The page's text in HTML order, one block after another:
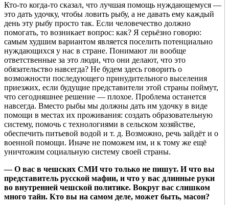
Кто-то когда-то сказал, что лучшая помощь нуждающемуся —
это дать удочку, чтобы ловить рыбу, а не давать ему каждый
день эту рыбу просто так. Если человечество должно
помогать, то возникает вопрос: как? Я серьёзно говорю:
самым худшим вариантом является поселить потенциально
нуждающихся у нас в стране. Понимают ли вообще
ответственные за это люди, что они делают, что это
обязательство навсегда? Не будем здесь говорить о
возможности последующего принудительного выселения
приезжих, если будущие представители этой страны поймут,
что сегодняшнее решение — плохое. Проблема останется
навсегда. Вместо рыбы мы должны дать им удочку в виде
помощи в местах их проживания: создать образовательную
систему, помочь с технологиями в сельском хозяйстве,
обеспечить питьевой водой и т. д. Возможно, речь зайдёт и о
военной помощи. Иначе не поможем им, и к тому же ещё
уничтожим социальную систему своей страны.
— О вас в чешских СМИ что только не пишут. И что вы
представитель русской мафии, и что у вас длинные руки
во внутренней чешской политике. Вокруг вас слишком
много тайн. Кто вы на самом деле, может быть, масон?